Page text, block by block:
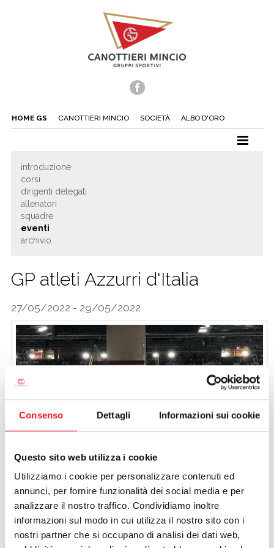
Consenso Dettagli Informazioni sui cookie
Questo sito web utilizza i cookie
Utilizziamo i cookie per personalizzare contenuti ed
annunci, per fornire funzionalità dei social media e per
analizzare il nostro traffico. Condividiamo inoltre
informazioni sul modo in cui utilizza il nostro sito con i
nostri partner che si occupano di analisi dei dati web,
HOME GS CANOTTIERI MINCIO SOCIETÀ ALBO D'ORO
CANOA
TUFFI
NUOTO
TENNIS
CALCIO
introduzione
corsi
dirigenti delegati
allenatori
squadre
eventi
archivio
GP atleti Azzurri d'Italia
27/05/2022 - 29/05/2022